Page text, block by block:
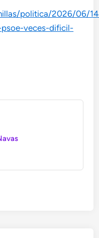
politica/2026/06/
veces-dificil-